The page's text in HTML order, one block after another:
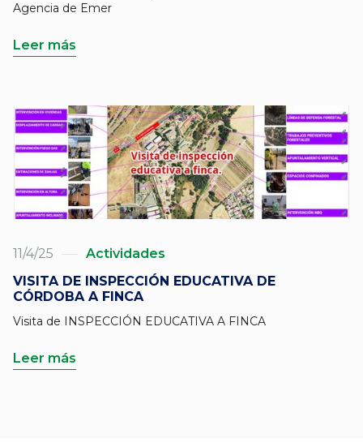
Agencia de Emer
Leer más
11/4/25
Actividades
VISITA DE INSPECCIÓN EDUCATIVA DE
CÓRDOBA A FINCA
Visita de INSPECCIÓN EDUCATIVA A FINCA
Leer más